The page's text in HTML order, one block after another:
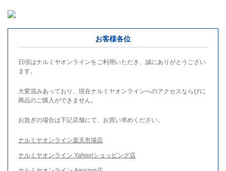
お客様各位
日頃はナルミヤオンラインをご利用いただき、誠にありがとうござい
ます。
大変混みあっており、現在ナルミヤオンラインへのアクセスならびに
商品のご購入ができません。
お急ぎの場合は下記店舗にて、お買い求めください。
ナルミヤオンライン楽天市場店
ナルミヤオンライン Yahoo!ショッピング店